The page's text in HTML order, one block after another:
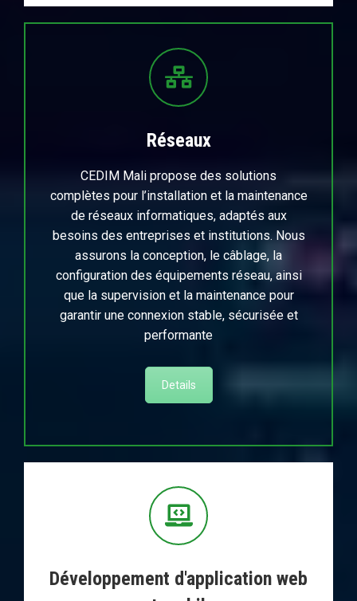
Réseaux
CEDIM Mali propose des solutions
complètes pour l’installation et la maintenance
de réseaux informatiques, adaptés aux
besoins des entreprises et institutions. Nous
assurons la conception, le câblage, la
configuration des équipements réseau, ainsi
que la supervision et la maintenance pour
garantir une connexion stable, sécurisée et
performante
Details
Développement d'application web